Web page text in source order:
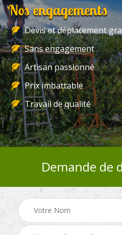
Nos engagements
Devis et déplacement
Sans engagement
Artisan passionné
Prix imbattable
Travail de qualité
Demande de